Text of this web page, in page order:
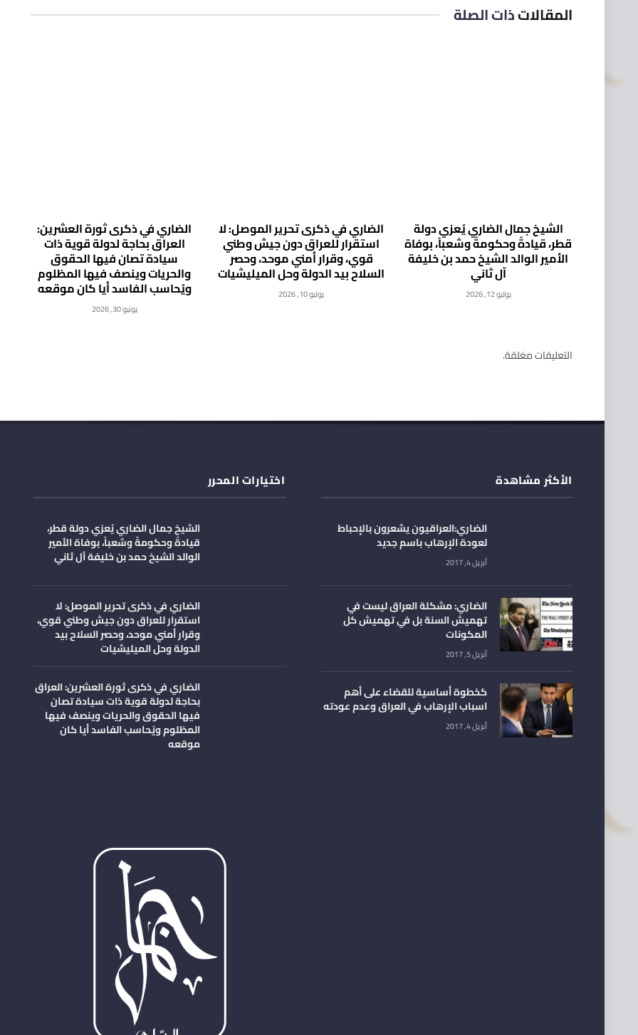
المقالاتذات الصلة
الشيخ جمال الضاري يُعزي دولة
قطر، قيادةً وحكومةً وشعباً، بوفاة
الأمير الوالد الشيخ حمد بن خليفة
آل ثاني
يوليو 12, 2026
الضاري في ذكرى تحرير الموصل: لا
استقرار للعراق دون جيش وطني
قوي، وقرار أمني موحد، وحصر
السلاح بيد الدولة وحل الميليشيات
يوليو 10, 2026
الضاري في ذكرى ثورة العشرين:
العراق بحاجة لدولة قوية ذات
سيادة تصان فيها الحقوق
والحريات وينصف فيها المظلوم
ويُحاسب الفاسد أيا كان موقعه
يونيو 30, 2026
التعليقات مغلقة.
الأكثر مشاهدة
الضاري:العراقيون يشعرون بالإحباط
لعودة الإرهاب باسم جديد
أبريل 4, 2017
الضاري: مشكلة العراق ليست في
تهميش السنة بل في تهميش كل
المكونات
أبريل 5, 2017
كخطوة أساسية للقضاء على أهم
اسباب الإرهاب في العراق وعدم عودته
أبريل 4, 2017
اختيارات المحرر
الشيخ جمال الضاري يُعزي دولة قطر،
قيادةً وحكومةً وشعباً، بوفاة الأمير
الوالد الشيخ حمد بن خليفة آل ثاني
الضاري في ذكرى تحرير الموصل: لا
استقرار للعراق دون جيش وطني قوي،
وقرار أمني موحد، وحصر السلاح بيد
الدولة وحل الميليشيات
الضاري في ذكرى ثورة العشرين: العراق
بحاجة لدولة قوية ذات سيادة تصان
فيها الحقوق والحريات وينصف فيها
المظلوم ويُحاسب الفاسد أيا كان
موقعه